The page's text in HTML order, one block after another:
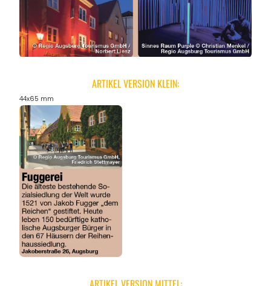
ARTIKEL VERSION KLEIN:
44x65 mm